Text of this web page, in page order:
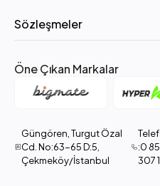
Sözleşmeler
Öne Çıkan Markalar
Güngören, Turgut Özal
Cd. No:63-65 D:5,
Çekmeköy/İstanbul
:0
307